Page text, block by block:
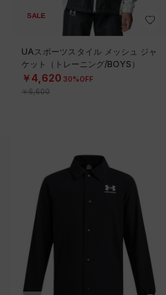
SALE
UAスポーツスタイル メッシュ ジャ
ケット（トレーニング/BOYS）
￥4,620 30%OFF
￥6,600